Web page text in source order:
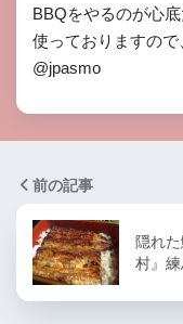
BBQをやるのが心
使っておりますので
@jpasmo
前の記事
隠れ
村』